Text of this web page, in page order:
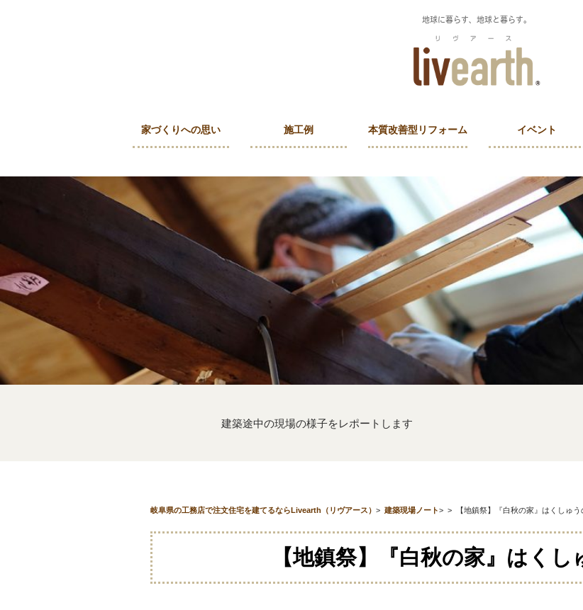
地球に暮らす、地球と暮らす。
家づくりへの思い 施工例 本質改善型リフォーム イベント
建築途中の現場の様子をレポートします
岐阜県の工務店で注文住宅を建てるならLivearth（リヴアース） > 建築現場ノート> > 【地鎮祭】『白秋の家』はくしゅう
【地鎮祭】『白秋の家』はくし